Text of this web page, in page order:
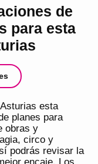
de
para esta
esta
planes para
obras y
circo y
podrás revisar la